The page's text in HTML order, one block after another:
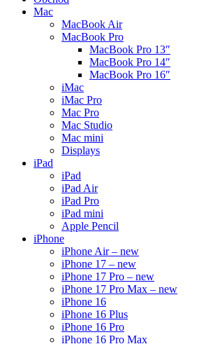
Mac
MacBook Air
MacBook Pro
MacBook Pro 13″
MacBook Pro 14″
MacBook Pro 16″
iMac
iMac Pro
Mac Pro
Mac Studio
Mac mini
Displays
iPad
iPad
iPad Air
iPad Pro
iPad mini
Apple Pencil
iPhone
iPhone Air – new
iPhone 17 – new
iPhone 17 Pro – new
iPhone 17 Pro Max – new
iPhone 16
iPhone 16 Plus
iPhone 16 Pro
iPhone 16 Pro Max